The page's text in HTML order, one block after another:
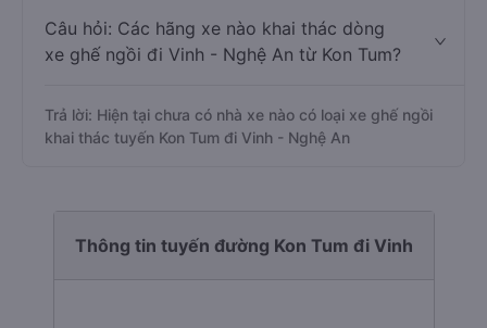
Câu hỏi: Các hãng xe nào khai thác dòng
xe ghế ngồi đi Vinh - Nghệ An từ Kon Tum?
Trả lời: Hiện tại chưa có nhà xe nào có loại xe ghế ngồi
khai thác tuyến Kon Tum đi Vinh - Nghệ An
Thông tin tuyến đường Kon Tum đi Vinh